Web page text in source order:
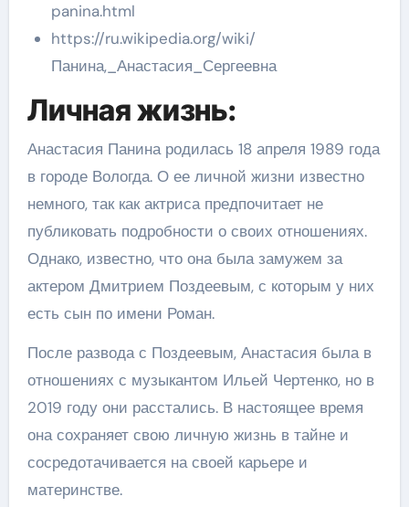
panina.html
https://ru.wikipedia.org/wiki/
Панина,_Анастасия_Сергеевна
Личная жизнь:
Анастасия Панина родилась 18 апреля 1989 года
в городе Вологда. О ее личной жизни известно
немного, так как актриса предпочитает не
публиковать подробности о своих отношениях.
Однако, известно, что она была замужем за
актером Дмитрием Поздеевым, с которым у них
есть сын по имени Роман.
После развода с Поздеевым, Анастасия была в
отношениях с музыкантом Ильей Чертенко, но в
2019 году они расстались. В настоящее время
она сохраняет свою личную жизнь в тайне и
сосредотачивается на своей карьере и
материнстве.